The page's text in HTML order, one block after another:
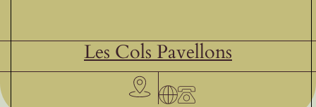
Les Cols Pavellons